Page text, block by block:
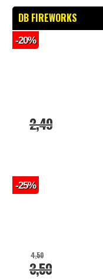
DB FIREWORKS
2,49
-20%
3,50
4,50
-25%